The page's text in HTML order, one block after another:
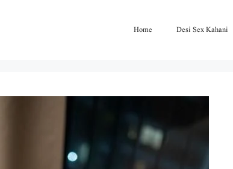
Home Desi Sex Kahani